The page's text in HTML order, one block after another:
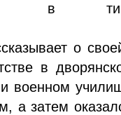
в
о
в
военном
а затем